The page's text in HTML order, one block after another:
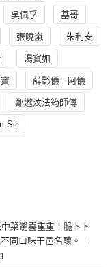
吳佩孚 基哥
張曉嵐 朱利安
湯寳如
薛影儀 - 阿儀
鄭遨汶法筠師傅
Sir
菜驚喜重重！脆卜卜
同口味干邑名釀。︱